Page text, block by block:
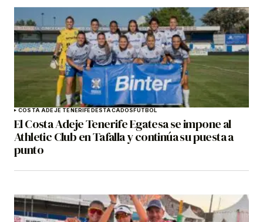
COSTA ADEJE TENERIFEDESTACADOSFÚTBOL
El Costa Adeje Tenerife Egatesa se impone al
Athletic Club en Tafalla y continúa su puesta a
punto